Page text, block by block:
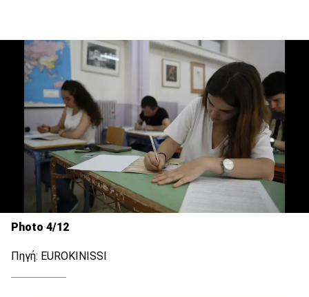
Photo 4/12
Πηγή: EUROKINISSI